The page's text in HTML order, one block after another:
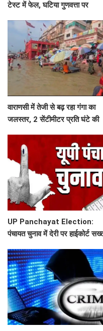
टेस्ट में फेल, घटिया गुणवत्ता पर
वाराणसी में तेजी से बढ़ रहा गंगा का
जलस्तर, 2 सेंटीमीटर प्रति घंटे की
आपसी संपर्क टूटा
UP Panchayat Election:
पंचायत चुनाव में देरी पर हाईकोर्ट
इलेक्शन